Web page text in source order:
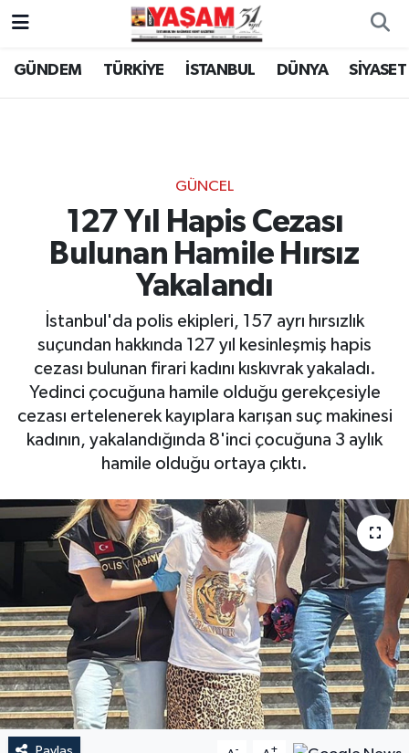
GÜNDEM TÜRKİYE İSTANBUL DÜNYA SİYASET
GÜNCEL
127 Yıl Hapis Cezası
Bulunan Hamile Hırsız
Yakalandı
İstanbul'da polis ekipleri, 157 ayrı hırsızlık
suçundan hakkında 127 yıl kesinleşmiş hapis
cezası bulunan firari kadını kıskıvrak yakaladı.
Yedinci çocuğuna hamile olduğu gerekçesiyle
cezası ertelenerek kayıplara karışan suç makinesi
kadının, yakalandığında 8'inci çocuğuna 3 aylık
hamile olduğu ortaya çıktı.
- +